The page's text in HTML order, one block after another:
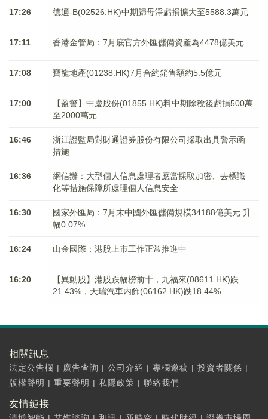
17:26 德適-B(02526.HK)中期歸母淨虧損擴大至5588.3萬元
17:11 香港金管局：7月底官方外匯儲備資產為4478億美元
17:08 寶龍地產(01238.HK)7月合約銷售額約5.5億元
17:00
【盈警】中慶股份(01855.HK)料中期除稅後虧損500萬
至2000萬元
16:46
浙江證監局對財通證券股份有限公司採取出具警示函
措施
16:36
網信辦：大型個人信息處理者應當採取加密、去標識
化等措施保障所處理個人信息安全
16:30
國家外匯局：7月末中國外匯儲備規模34188億美元 升
幅0.07%
16:24 山金國際：港股上市工作正常推進中
16:20
【異動股】港股跌幅榜前十，九福來(08611.HK)跌
21.43%，天瑞汽車内飾(06162.HK)跌18.44%
相關訊息
法定公告欄 | 廣告查詢 | 公司介紹 | 專欄邀稿 | 投資者關係 |
版權聲明 | 重要聲明 | 私隱政策 | 聯絡我們
友情鏈接